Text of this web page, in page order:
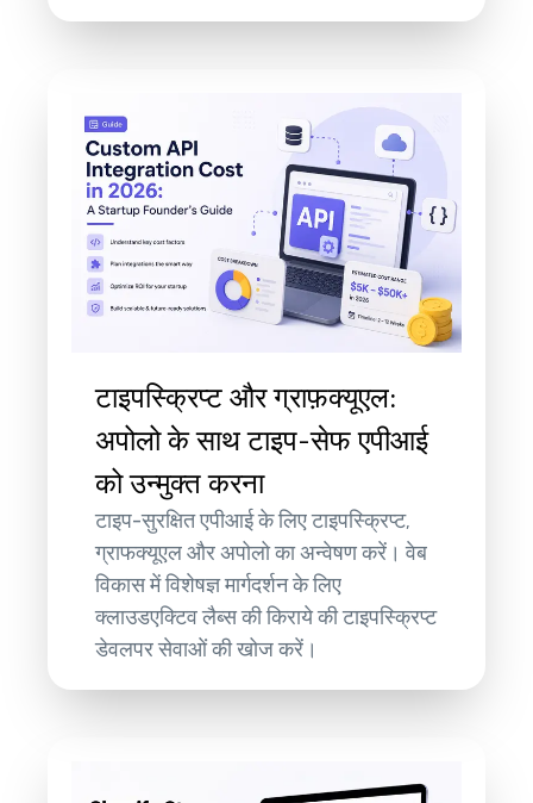
टाइपस्क्रिप्ट और ग्राफ़क्यूएल:
अपोलो के साथ टाइप-सेफ एपीआई
को उन्मुक्त करना
टाइप-सुरक्षित एपीआई के लिए टाइपस्क्रिप्ट,
ग्राफक्यूएल और अपोलो का अन्वेषण करें। वेब
विकास में विशेषज्ञ मार्गदर्शन के लिए
क्लाउडएक्टिव लैब्स की किराये की टाइपस्क्रिप्ट
डेवलपर सेवाओं की खोज करें।